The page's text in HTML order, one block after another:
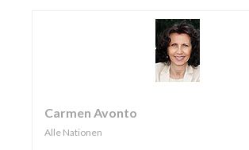
Carmen Avonto
Alle Nationen